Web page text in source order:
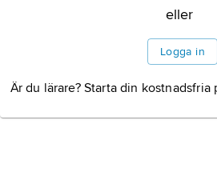
eller
Logga in
Är du lärare? Starta din